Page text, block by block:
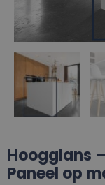
Hoogglans
Paneel op